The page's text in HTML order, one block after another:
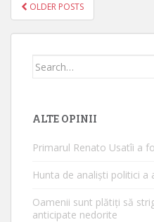
POSTS
OLDER POSTS
Search for:
ALTE OPINII
Primarul Renato Usatîi a
Hunta de analiști politici a
Oamenii sunt plătiți să
anticipate nedorite